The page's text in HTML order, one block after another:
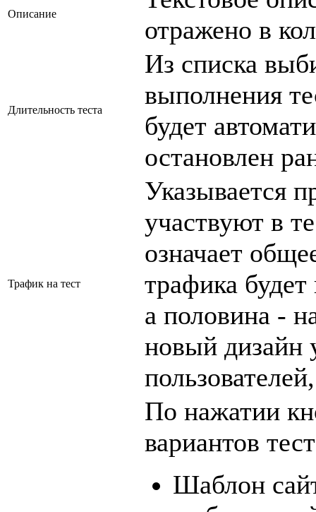
Описание
отражено в
Длительность теста
Из списка
выполнения
будет
остановлен
Трафик на тест
Указывается
участвуют в
означает
трафика
а половина -
новый дизайн
По нажатии
вариантов
Шаблон